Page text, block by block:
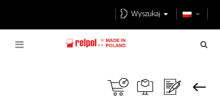
Wyszukaj